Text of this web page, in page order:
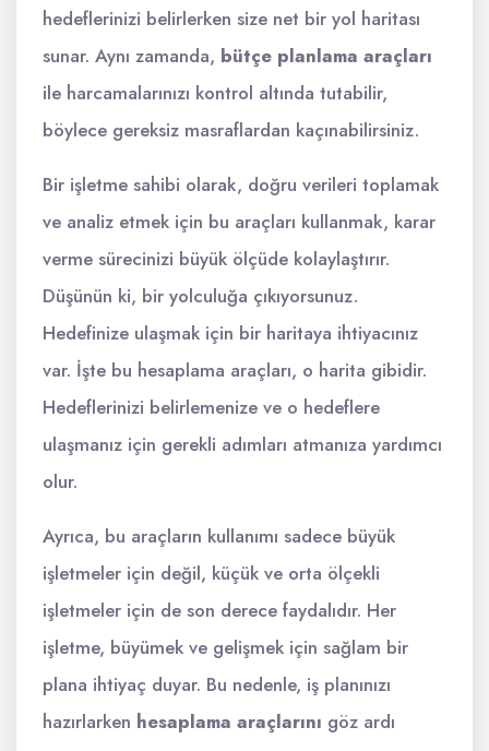
hedeflerinizi belirlerken size net bir yol haritası
sunar. Aynı zamanda, bütçe planlama araçları
ile harcamalarınızı kontrol altında tutabilir,
böylece gereksiz masraflardan kaçınabilirsiniz.
Bir işletme sahibi olarak, doğru verileri toplamak
ve analiz etmek için bu araçları kullanmak, karar
verme sürecinizi büyük ölçüde kolaylaştırır.
Düşünün ki, bir yolculuğa çıkıyorsunuz.
Hedefinize ulaşmak için bir haritaya ihtiyacınız
var. İşte bu hesaplama araçları, o harita gibidir.
Hedeflerinizi belirlemenize ve o hedeflere
ulaşmanız için gerekli adımları atmanıza yardımcı
olur.
Ayrıca, bu araçların kullanımı sadece büyük
işletmeler için değil, küçük ve orta ölçekli
işletmeler için de son derece faydalıdır. Her
işletme, büyümek ve gelişmek için sağlam bir
plana ihtiyaç duyar. Bu nedenle, iş planınızı
hazırlarken hesaplama araçlarını göz ardı